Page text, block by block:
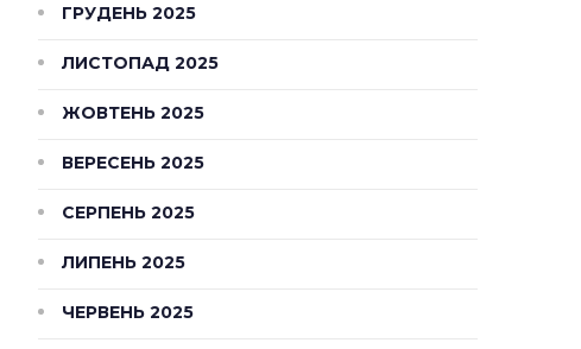
ГРУДЕНЬ 2025
ЛИСТОПАД 2025
ЖОВТЕНЬ 2025
ВЕРЕСЕНЬ 2025
СЕРПЕНЬ 2025
ЛИПЕНЬ 2025
ЧЕРВЕНЬ 2025